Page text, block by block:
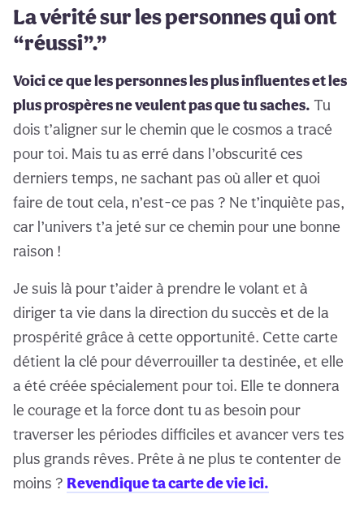
La vérité sur les personnes qui ont
“réussi”.”
Voici ce que les personnes les plus influentes et les
plus prospères ne veulent pas que tu saches. Tu
dois t’aligner sur le chemin que le cosmos a tracé
pour toi. Mais tu as erré dans l’obscurité ces
derniers temps, ne sachant pas où aller et quoi
faire de tout cela, n’est-ce pas ? Ne t’inquiète pas,
car l’univers t’a jeté sur ce chemin pour une bonne
raison !
Je suis là pour t’aider à prendre le volant et à
diriger ta vie dans la direction du succès et de la
prospérité grâce à cette opportunité. Cette carte
détient la clé pour déverrouiller ta destinée, et elle
a été créée spécialement pour toi. Elle te donnera
le courage et la force dont tu as besoin pour
traverser les périodes difficiles et avancer vers tes
plus grands rêves. Prête à ne plus te contenter de
moins ? Revendique ta carte de vie ici.